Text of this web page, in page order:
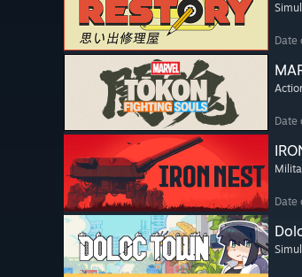
Date
Date
Date